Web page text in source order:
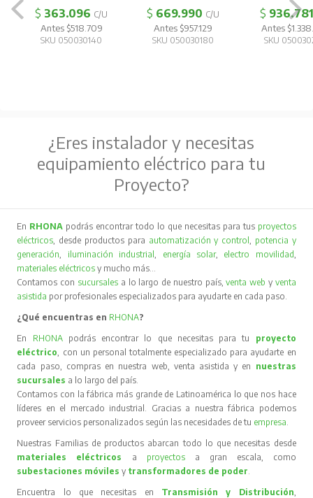
$ 363.096 C/U
Antes $518.709
SKU 050030140
$ 669.990 C/U
Antes $957.129
SKU 050030180
$ 936.781
Antes
SKU
¿Eres instalador y necesitas
equipamiento eléctrico para tu
Proyecto?
En RHONA podrás encontrar todo lo que necesitas para tus proyectos
eléctricos , desde productos para automatización y control
potencia y
generación
iluminación industrial energía solar, electro movilidad
materiales eléctricos y mucho más…
Contamos con sucursales a lo largo de nuestro país,venta web y venta
asistida por profesionales especializados para ayudarte en cada paso.
¿Qué encuentras en RHONA?
En RHONA podrás encontrar lo que necesitas para tu proyecto
eléctrico , con un personal totalmente especializado para ayudarte en
cada paso, compras en nuestra web, venta asistida y en nuestras
sucursales a lo largo del país.
Contamos con la fábrica más grande de Latinoamérica lo que nos hace
líderes en el mercado industrial. Gracias a nuestra fábrica podemos
proveer servicios personalizados según las necesidades de tu empresa
Nuestras Familias de productos abarcan todo lo que necesitas desde
materiales eléctricos
a proyectos
a gran escala, como
subestaciones móvilesy transformadores de poder
Encuentra lo que necesitas en Transmisión y Distribución